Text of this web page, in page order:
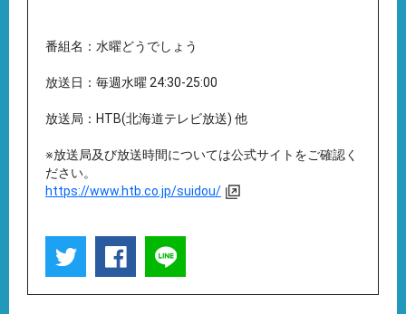
番組名：水曜どうでしょう
放送日：毎週水曜 24:30-25:00
放送局：HTB(北海道テレビ放送) 他
※放送局及び放送時間については公式サイトをご確認く
ださい。
https://www.htb.co.jp/suidou/